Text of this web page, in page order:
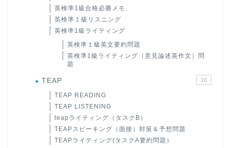
英検準1級合格必勝メモ
英検準１級リスニング
英検準1級ライティング
英検準１級英文要約問題
英検準1級ライティング（意見論述英作文）問
題
TEAP 16
TEAP READING
TEAP LISTENING
teapライティング（タスクB）
TEAPスピーキング（面接）対策＆予想問題
TEAPライティング(タスクA要約問題）